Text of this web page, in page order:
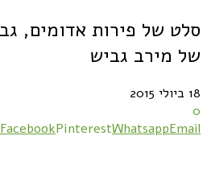
סלט של פירות אדומים,
של מירב גביש
18 ביולי 2015
0
FacebookPinterestWhatsappEmail